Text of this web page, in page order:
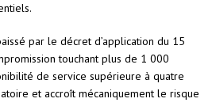
par le décret d’application du 15
touchant plus de 1 000
de service supérieure à quatre
et accroît mécaniquement le risque